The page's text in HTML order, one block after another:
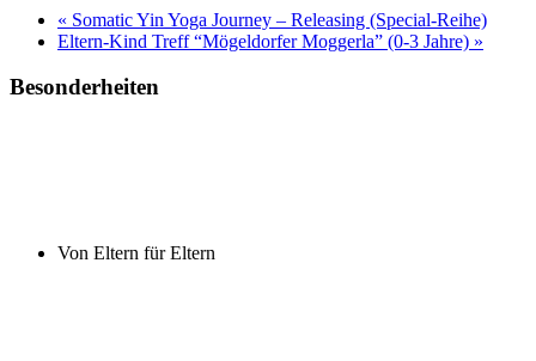
« Somatic Yin Yoga Journey – Releasing (Special-Reihe)
Eltern-Kind Treff “Mögeldorfer Moggerla” (0-3 Jahre) »
Besonderheiten
Von Eltern für Eltern